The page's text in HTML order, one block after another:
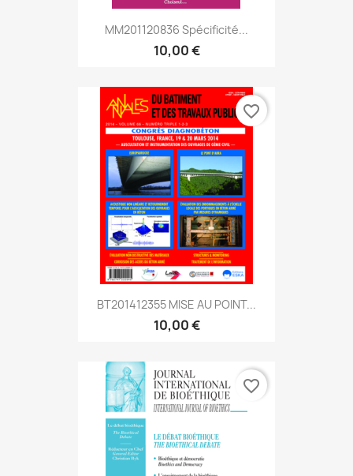
MM201120836 Spécificité...
10,00 €
BT201412355 MISE AU POINT...
10,00 €
favorite_border
favorite_border